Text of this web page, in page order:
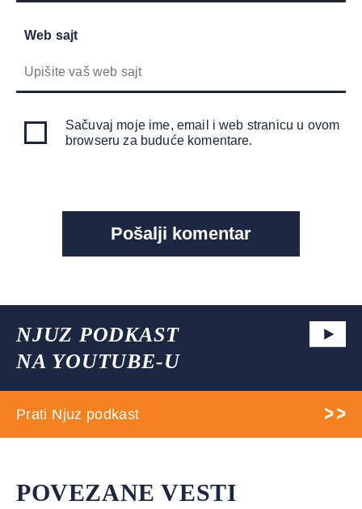
Web sajt
Sačuvaj moje ime, email i web stranicu u ovom
browseru za buduće komentare.
NJUZ PODKAST
NA YOUTUBE-U
Prati Njuz podkast
POVEZANE VESTI